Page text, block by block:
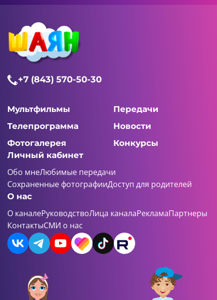
+7 (843) 570-50-30
Мультфильмы
Передачи
Телепрограмма
Новости
Фотогалерея
Конкурсы
Личный кабинет
Обо мнеЛюбимые передачи
Сохраненные фотографииДоступ для родителей
О нас
О каналеРуководствоЛица каналаРекламаПартнеры
КонтактыСМИ о нас